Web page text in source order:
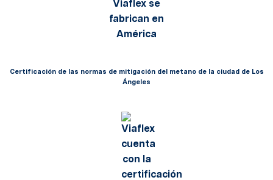
Certificación de las normas de mitigación del metano de la ciudad de Los
Ángeles